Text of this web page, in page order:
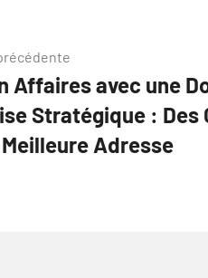
Affaires avec une
Stratégique : Des
Adresse